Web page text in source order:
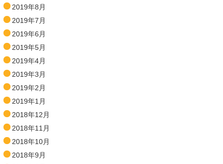
2019年8月
2019年7月
2019年6月
2019年5月
2019年4月
2019年3月
2019年2月
2019年1月
2018年12月
2018年11月
2018年10月
2018年9月